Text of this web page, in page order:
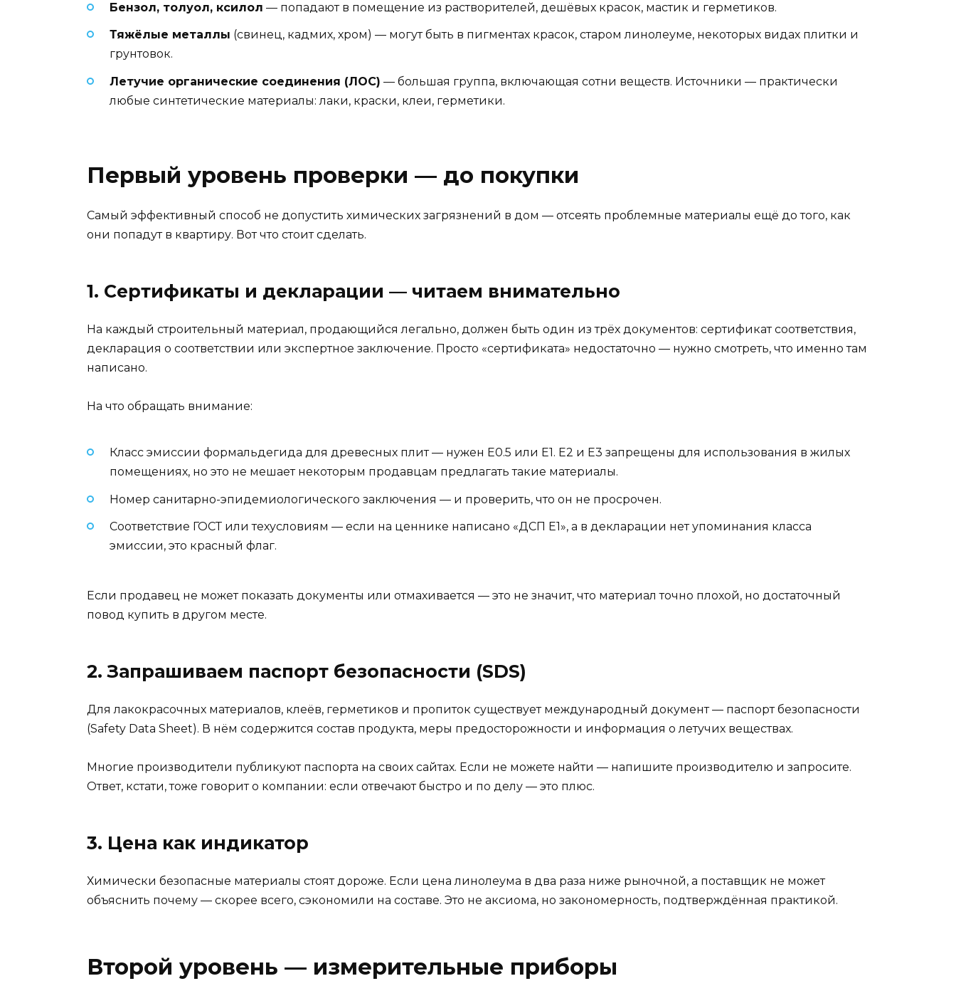
Бензол, толуол, ксилол — попадают в помещение из растворителей, дешёвых красок, мастик и герметиков.
Тяжёлые металлы (свинец, кадмих, хром) — могут быть в пигментах красок, старом линолеуме, некоторых видах плитки и
грунтовок.
Летучие органические соединения (ЛОС) — большая группа, включающая сотни веществ. Источники — практически
любые синтетические материалы: лаки, краски, клеи, герметики.
Первый уровень проверки — до покупки
Самый эффективный способ не допустить химических загрязнений в дом — отсеять проблемные материалы ещё до того, как
они попадут в квартиру. Вот что стоит сделать.
1. Сертификаты и декларации — читаем внимательно
На каждый строительный материал, продающийся легально, должен быть один из трёх документов: сертификат соответствия,
декларация о соответствии или экспертное заключение. Просто «сертификата» недостаточно — нужно смотреть, что именно там
написано.
На что обращать внимание:
Класс эмиссии формальдегида для древесных плит — нужен Е0.5 или Е1. Е2 и Е3 запрещены для использования в жилых
помещениях, но это не мешает некоторым продавцам предлагать такие материалы.
Номер санитарно-эпидемиологического заключения — и проверить, что он не просрочен.
Соответствие ГОСТ или техусловиям — если на ценнике написано «ДСП Е1», а в декларации нет упоминания класса
эмиссии, это красный флаг.
Если продавец не может показать документы или отмахивается — это не значит, что материал точно плохой, но достаточный
повод купить в другом месте.
2. Запрашиваем паспорт безопасности (SDS)
Для лакокрасочных материалов, клеёв, герметиков и пропиток существует международный документ — паспорт безопасности
(Safety Data Sheet). В нём содержится состав продукта, меры предосторожности и информация о летучих веществах.
Многие производители публикуют паспорта на своих сайтах. Если не можете найти — напишите производителю и запросите.
Ответ, кстати, тоже говорит о компании: если отвечают быстро и по делу — это плюс.
3. Цена как индикатор
Химически безопасные материалы стоят дороже. Если цена линолеума в два раза ниже рыночной, а поставщик не может
объяснить почему — скорее всего, сэкономили на составе. Это не аксиома, но закономерность, подтверждённая практикой.
Второй уровень — измерительные приборы